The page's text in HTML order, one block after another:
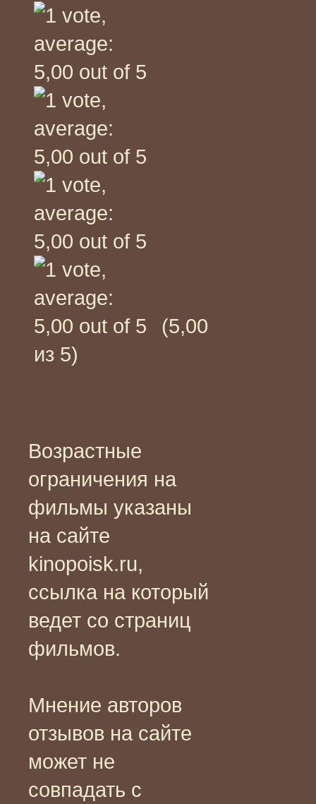
(5,00
из 5)
Возрастные
ограничения на
фильмы указаны
на сайте
kinopoisk.ru,
ссылка на который
ведет со страниц
фильмов.
Мнение авторов
отзывов на сайте
может не
совпадать с